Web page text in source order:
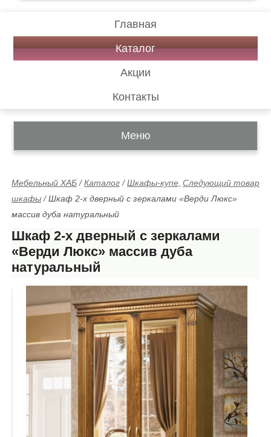
Главная
Каталог
Акции
Контакты
Меню
Следующий товар
Мебельный ХАБ /Каталог /Шкафы-купе,
шкафы /Шкаф 2-х дверный с зеркалами «Верди Люкс»
массив дуба натуральный
Шкаф 2-х дверный с зеркалами
«Верди Люкс» массив дуба
натуральный